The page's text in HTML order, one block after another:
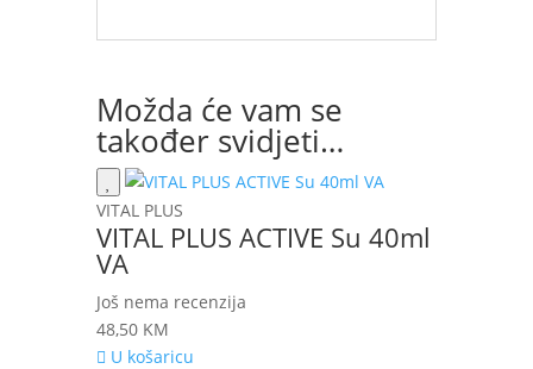
Možda će vam se
također svidjeti…
VITAL PLUS
VITAL PLUS ACTIVE Su 40ml
VA
Još nema recenzija
48,50 KM
U košaricu